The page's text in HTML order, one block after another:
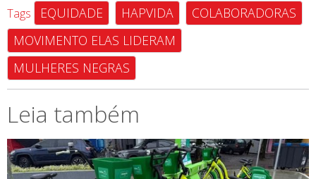
Tags EQUIDADE HAPVIDA
COLABORADORAS
MOVIMENTO ELAS LIDERAM
MULHERES NEGRAS
Leia também